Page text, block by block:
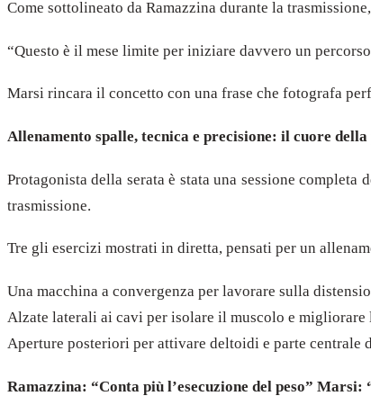
Come sottolineato da Ramazzina durante la
“Questo è il mese limite per iniziare davvero un
Marsi rincara il concetto con una frase che fotografa
Allenamento spalle, tecnica e precisione: il cuore
Protagonista della serata è stata una sessione completa
trasmissione.
Tre gli esercizi mostrati in diretta, pensati per un
Una macchina a convergenza per lavorare sulla
Alzate laterali ai cavi per isolare il muscolo e migliorare
Aperture posteriori per attivare deltoidi e parte centrale
Ramazzina: “Conta più l’esecuzione del peso”